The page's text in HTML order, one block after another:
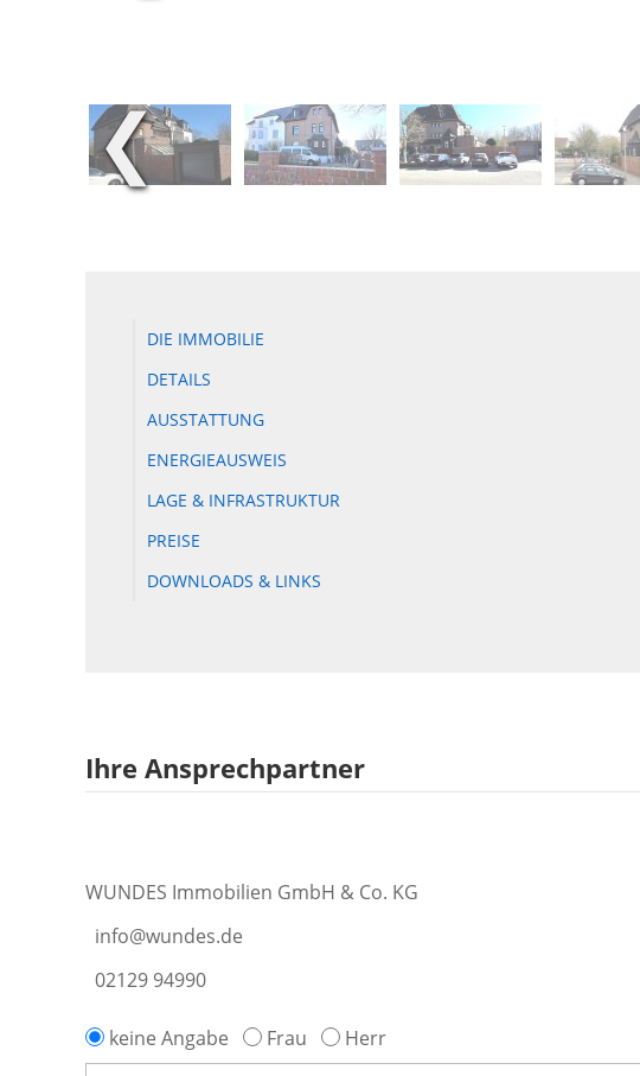
❮
DIE IMMOBILIE
DETAILS
AUSSTATTUNG
ENERGIEAUSWEIS
LAGE & INFRASTRUKTUR
PREISE
DOWNLOADS & LINKS
Ihre Ansprechpartner
WUNDES Immobilien GmbH & Co. KG
info@wundes.de
02129 94990
keine Angabe Frau Herr